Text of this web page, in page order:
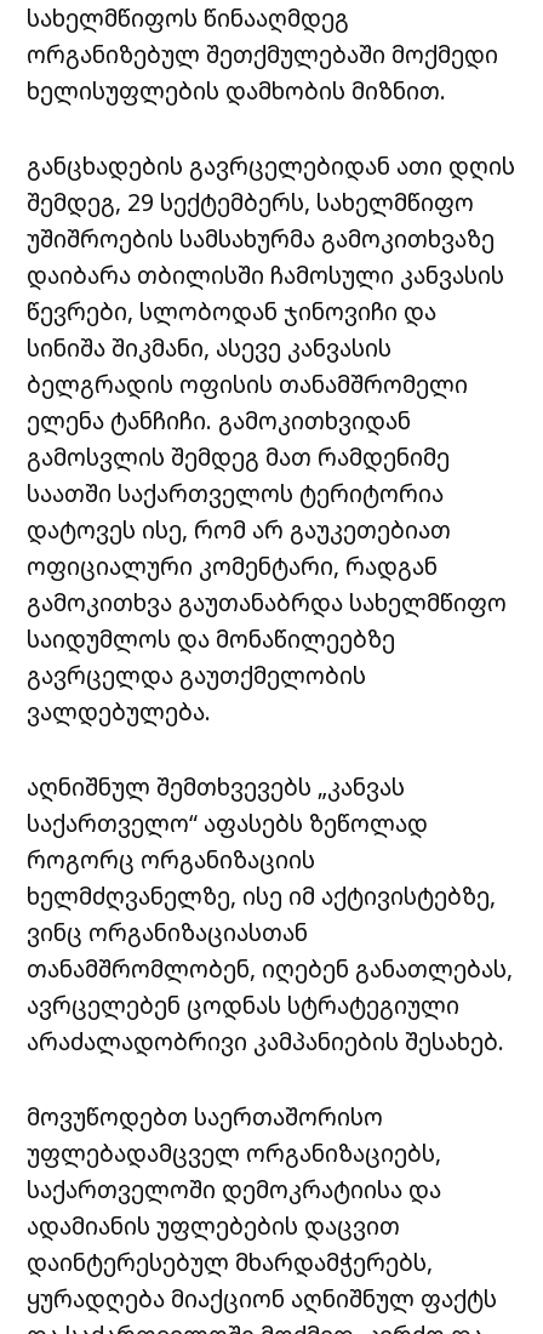
სახელმწიფოს წინააღმდეგ
ორგანიზებულ შეთქმულებაში მოქმედი
ხელისუფლების დამხობის მიზნით.
განცხადების გავრცელებიდან ათი დღის
შემდეგ, 29 სექტემბერს, სახელმწიფო
უშიშროების სამსახურმა გამოკითხვაზე
დაიბარა თბილისში ჩამოსული კანვასის
წევრები, სლობოდან ჯინოვიჩი და
სინიშა შიკმანი, ასევე კანვასის
ბელგრადის ოფისის თანამშრომელი
ელენა ტანჩიჩი. გამოკითხვიდან
გამოსვლის შემდეგ მათ რამდენიმე
საათში საქართველოს ტერიტორია
დატოვეს ისე, რომ არ გაუკეთებიათ
ოფიციალური კომენტარი, რადგან
გამოკითხვა გაუთანაბრდა სახელმწიფო
საიდუმლოს და მონაწილეებზე
გავრცელდა გაუთქმელობის
ვალდებულება.
აღნიშნულ შემთხვევებს „კანვას
საქართველო“ აფასებს ზეწოლად
როგორც ორგანიზაციის
ხელმძღვანელზე, ისე იმ აქტივისტებზე,
ვინც ორგანიზაციასთან
თანამშრომლობენ, იღებენ განათლებას,
ავრცელებენ ცოდნას სტრატეგიული
არაძალადობრივი კამპანიების შესახებ.
მოვუწოდებთ საერთაშორისო
უფლებადამცველ ორგანიზაციებს,
საქართველოში დემოკრატიისა და
ადამიანის უფლებების დაცვით
დაინტერესებულ მხარდამჭერებს,
ყურადღება მიაქციონ აღნიშნულ ფაქტს